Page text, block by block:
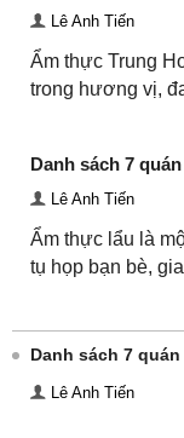
Lê Anh Tiến
Ẩm thực Trung
trong hương vị,
Danh sách 7
Lê Anh Tiến
Ẩm thực lẩu là
tụ họp bạn bè,
Danh sách 7
Lê Anh Tiến